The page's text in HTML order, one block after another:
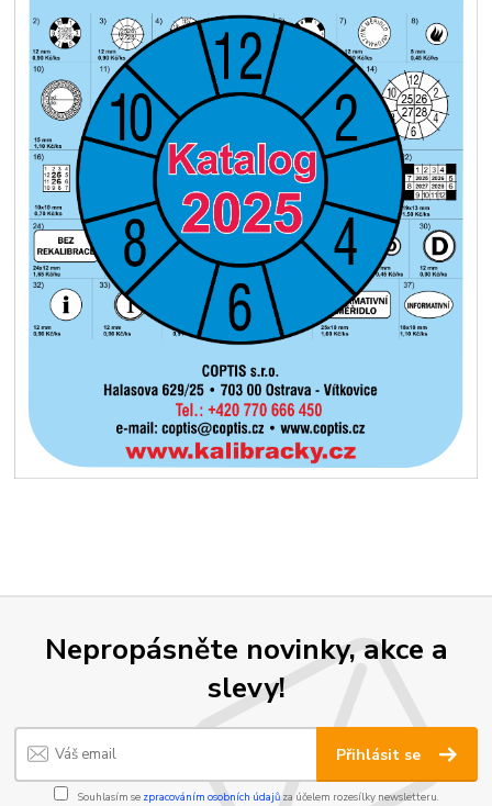
Nepropásněte novinky, akce a
slevy!
Přihlásit se
Souhlasím se zpracováním osobních údajůza účelem rozesílky newsletteru.